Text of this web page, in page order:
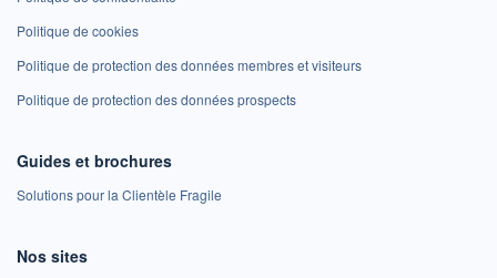
Politique de cookies
Politique de protection des données membres et visiteurs
Politique de protection des données prospects
Guides et brochures
Solutions pour la Clientèle Fragile
Nos sites